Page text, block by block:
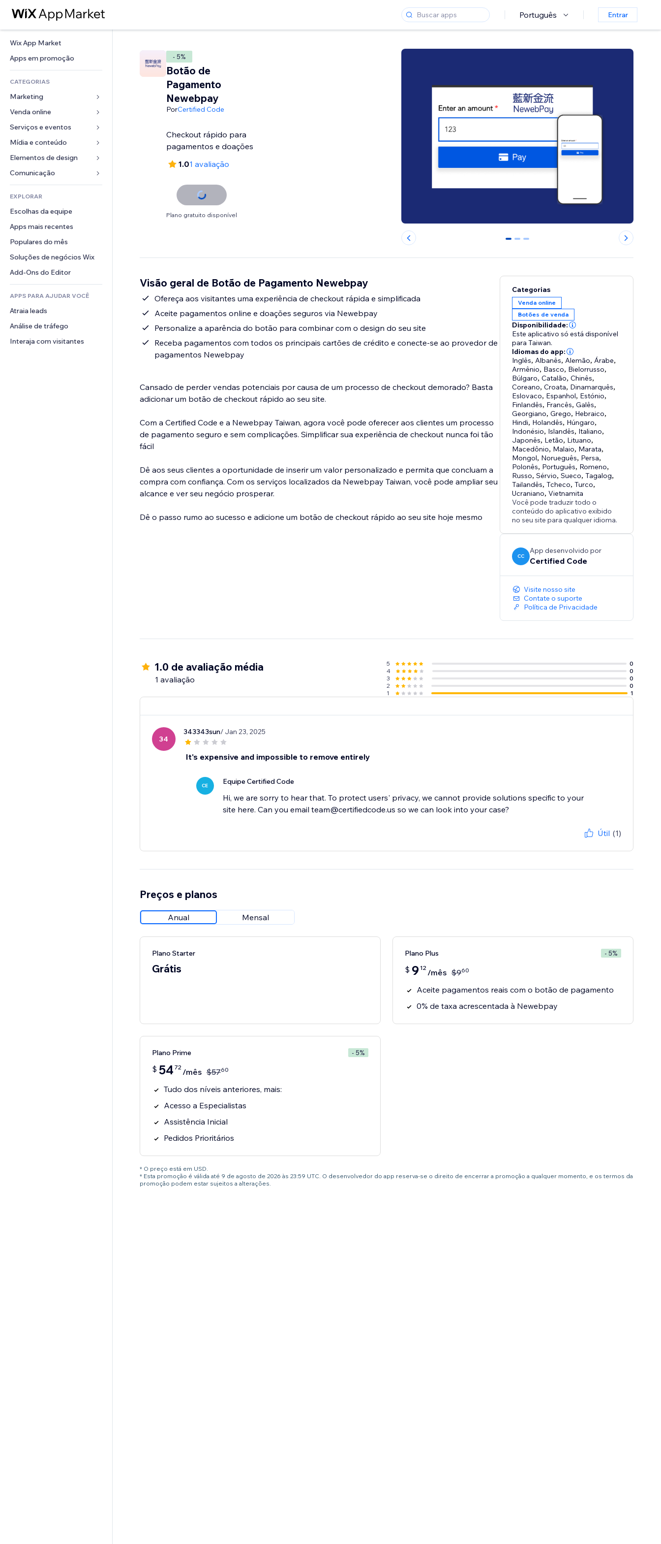
Português Entrar
Wix App Market
Apps em promoção
CATEGORIAS
Marketing
Anúncios
Mobile
Análises
Listas do site
Email
Venda online
Apps para lojas
Frete e entrega
Botões de venda
Contabilidade
Cupons e fidelidade
Soluções de armazenamento
Serviços e eventos
Hotéis
Eventos
Restaurantes
Imobiliária
Meus agendamentos
Mídia e conteúdo
Galeria
Músicas
Podcasts
Fotografia
Vídeo
PDF
Compartilhamento de arquivos
Notícias
Elementos de design
Mapas e navegação
Privacidade e segurança
Relógio
Templates de página
Efeitos de imagem
Botões e menus
Banners e selos
Calculadoras
Busca
Previsão do tempo
Tabelas e gráficos
Formulários
Enquetes
Chat
Comentários
Telefone
Comunidade
Avaliações e depoimentos
CRM
EXPLORAR
Escolhas da equipe
Apps mais recentes
Populares do mês
Soluções de negócios Wix
Add-Ons do Editor
APPS PARA AJUDAR VOCÊ
Atraia leads
Análise de tráfego
Interaja com visitantes
- 5%
Botão de
Pagamento
Newebpay
PorCertified Code
Checkout rápido para
pagamentos e doações
1.01 avaliação
Plano gratuito disponível
0 1 2
Visão geral de Botão de Pagamento Newebpay
Ofereça aos visitantes uma experiência de checkout rápida e simplificada
Aceite pagamentos online e doações seguros via Newebpay
Personalize a aparência do botão para combinar com o design do seu site
Receba pagamentos com todos os principais cartões de crédito e conecte-se ao provedor de
pagamentos Newebpay
Cansado de perder vendas potenciais por causa de um processo de checkout demorado? Basta
adicionar um botão de checkout rápido ao seu site.
Com a Certified Code e a Newebpay Taiwan, agora você pode oferecer aos clientes um processo
de pagamento seguro e sem complicações. Simplificar sua experiência de checkout nunca foi tão
fácil
Dê aos seus clientes a oportunidade de inserir um valor personalizado e permita que concluam a
compra com confiança. Com os serviços localizados da Newebpay Taiwan, você pode ampliar seu
alcance e ver seu negócio prosperar.
Dê o passo rumo ao sucesso e adicione um botão de checkout rápido ao seu site hoje mesmo
Categorias
Venda online
Botões de venda
Disponibilidade:
Este aplicativo só está disponível
para Taiwan.
Idiomas do app:
Inglês, Albanês, Alemão, Árabe,
Armênio, Basco, Bielorrusso,
Búlgaro,Catalão,Chinês,
Coreano,Croata, Dinamarquês,
Eslovaco, Espanhol, Estónio,
Finlandês, Francês,Galês,
Georgiano,Grego, Hebraico,
Hindi, Holandês, Húngaro,
Indonésio, Islandês, Italiano,
Japonês, Letão, Lituano,
Macedônio, Malaio, Marata,
Mongol, Norueguês, Persa,
Polonês, Português, Romeno,
Russo,Sérvio,Sueco,Tagalog,
Tailandês,Tcheco,Turco,
Ucraniano,Vietnamita
Você pode traduzir todo o
conteúdo do aplicativo exibido
no seu site para qualquer idioma.
CC
App desenvolvido por
Certified Code
Visite nosso site
Contate o suporte
Política de Privacidade
1.0 de avaliação média
1 avaliação
5
0
4
0
3
0
2
0
1
1
34
343343sun/ Jan 23, 2025
It's expensive and impossible to remove entirely
CE Equipe Certified Code
Hi, we are sorry to hear that. To protect users' privacy, we cannot provide solutions specific to your
site here. Can you email team@certifiedcode.us so we can look into your case?
Útil (1)
Preços e planos
Anual Mensal
Plano Starter
Grátis
Plano Plus - 5%
$ 9 12 /mês $960
Aceite pagamentos reais com o botão de pagamento
0% de taxa acrescentada à Newebpay
Plano Prime - 5%
$ 54 72 /mês $5760
Tudo dos níveis anteriores, mais:
Acesso a Especialistas
Assistência Inicial
Pedidos Prioritários
* O preço está em USD.
* Esta promoção é válida até 9 de agosto de 2026 às 23:59 UTC. O desenvolvedor do app reserva-se o direito de encerrar a promoção a qualquer momento, e os termos da
promoção podem estar sujeitos a alterações.